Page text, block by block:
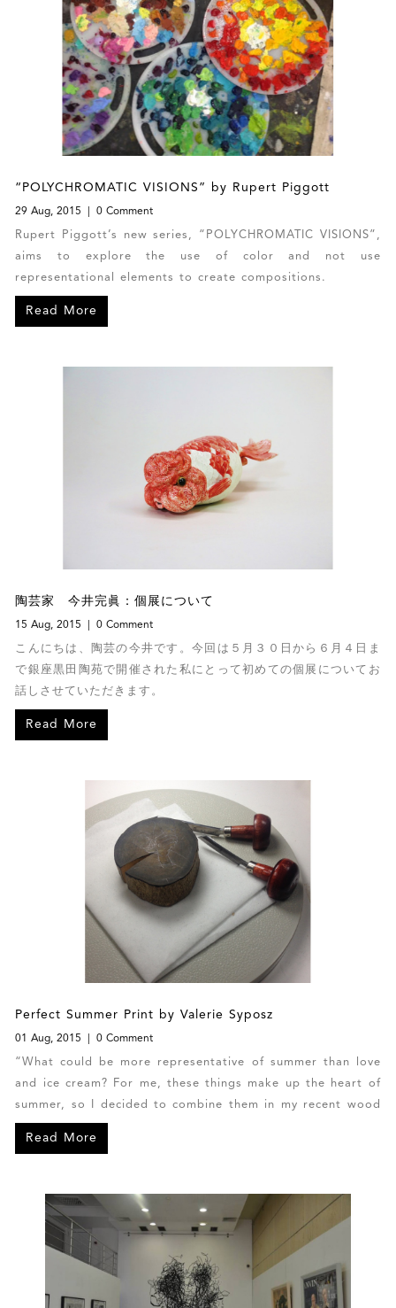
“POLYCHROMATIC VISIONS” by Rupert Piggott
29 Aug, 2015 0 Comment
Rupert Piggott’s new series, “POLYCHROMATIC VISIONS”,
aims to explore the use of color and not use
representational elements to create compositions.
Read More
陶芸家 今井完眞：個展について
15 Aug, 2015 0 Comment
こんにちは、陶芸の今井です。今回は５月３０日から６月４日ま
で銀座黒田陶苑で開催された私にとって初めての個展についてお
話しさせていただきます。
Read More
Perfect Summer Print by Valerie Syposz
01 Aug, 2015 0 Comment
“What could be more representative of summer than love
and ice cream? For me, these things make up the heart of
summer, so I decided to combine them in my recent wood
engraving ‘The Real Deal’. Wood engraving is a kind of
Read More